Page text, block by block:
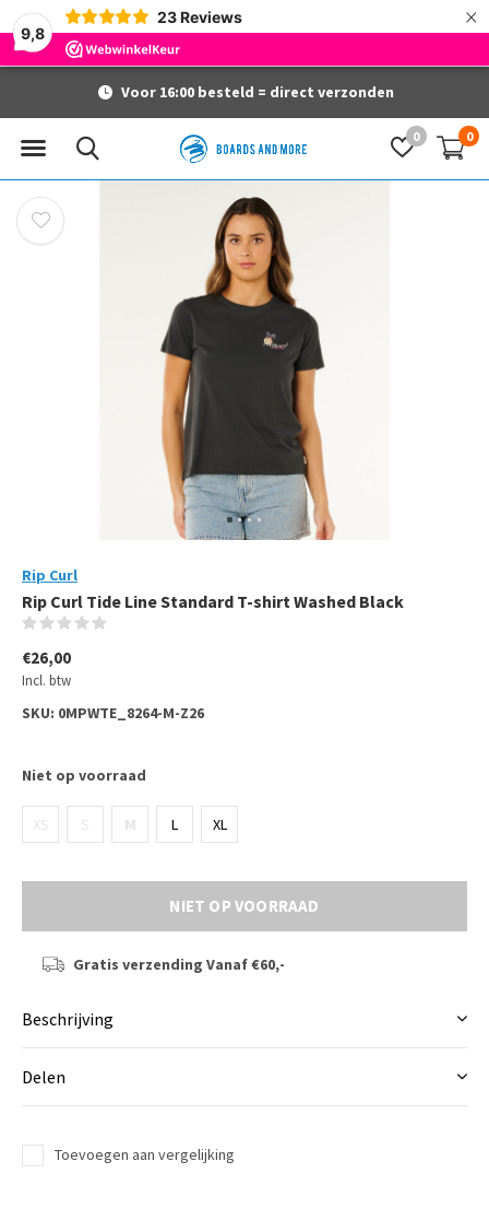
9,8
23 Reviews ×
0 0
Voor 16:00 besteld = direct verzonden
Rip Curl
Rip Curl Tide Line Standard T-shirt Washed Black
€26,00
Incl. btw
SKU: 0MPWTE_8264-M-Z26
Niet op voorraad
XS S M L XL
NIET OP VOORRAAD
Gratis verzending Vanaf €60,-
Beschrijving
Delen
Toevoegen aan vergelijking